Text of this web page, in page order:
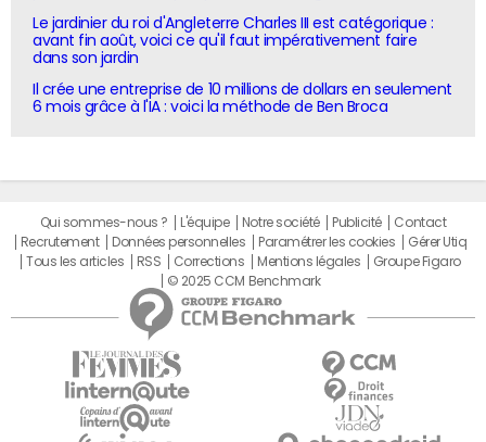
Le jardinier du roi d'Angleterre Charles III est catégorique :
avant fin août, voici ce qu'il faut impérativement faire
dans son jardin
Il crée une entreprise de 10 millions de dollars en seulement
6 mois grâce à l'IA : voici la méthode de Ben Broca
Qui sommes-nous ? L'équipe Notre société Publicité
Contact
Recrutement
Données personnelles Paramétrer les cookies
Gérer Utiq
Tous les articles
RSS Corrections Mentions légales
Groupe Figaro
© 2025 CCM Benchmark